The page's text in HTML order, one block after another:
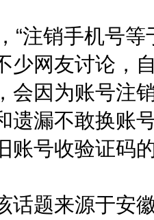
销手机号等
少网友讨论，
会因为账号注
遗漏不敢换账
账号收验证码
题来源于安徽